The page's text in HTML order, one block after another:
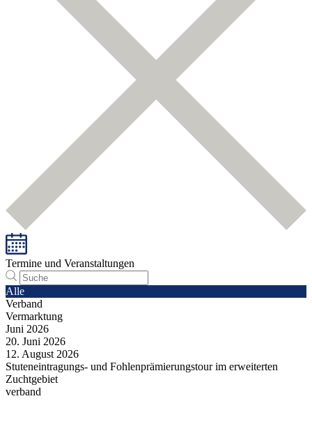
Termine und Veranstaltungen
Alle
Verband
Vermarktung
Juni 2026
20. Juni 2026
12. August 2026
Stuteneintragungs- und Fohlenprämierungstour im erweiterten
Zuchtgebiet
verband